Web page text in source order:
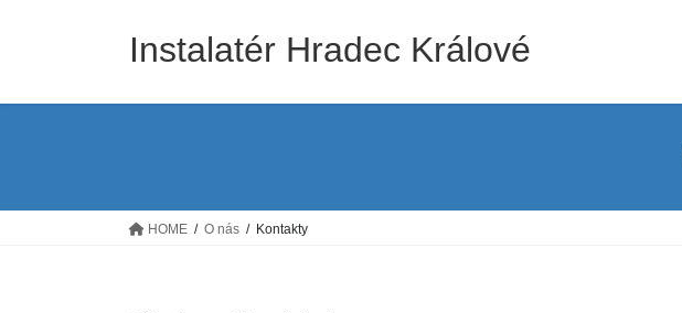
Instalatér Hradec Králové
HOME O nás Kontakty